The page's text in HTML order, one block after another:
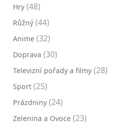
Hry (48)
Růžný (44)
Anime (32)
Doprava (30)
Televizní pořady a filmy (28)
Sport (25)
Prázdniny (24)
Zelenina a Ovoce (23)